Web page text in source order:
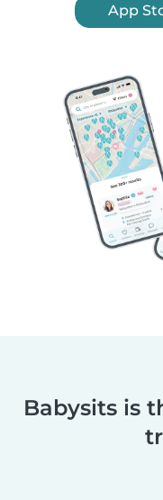
App
Babysits is